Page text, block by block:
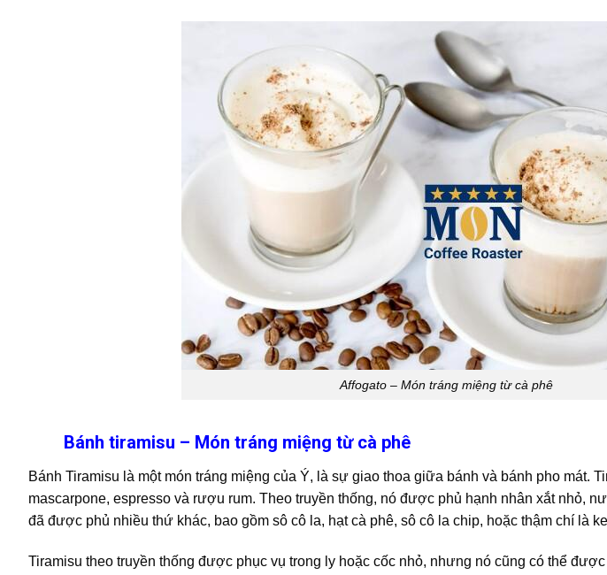
Affogato – Món tráng miệng từ cà phê
Bánh tiramisu – Món tráng miệng từ cà phê
Bánh Tiramisu là một món tráng miệng của Ý, là sự giao thoa giữa bánh và bánh pho mát.
mascarpone, espresso và rượu rum. Theo truyền thống, nó được phủ hạnh nhân xắt nhỏ,
đã được phủ nhiều thứ khác, bao gồm sô cô la, hạt cà phê, sô cô la chip, hoặc thậm chí là
Tiramisu theo truyền thống được phục vụ trong ly hoặc cốc nhỏ, nhưng nó cũng có thể